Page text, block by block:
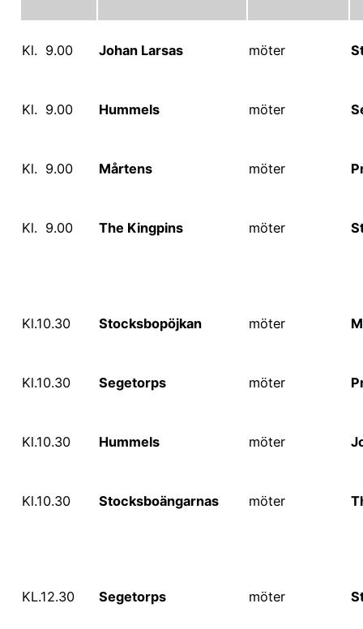
Kl. 9.00 Johan Larsas möter
Kl. 9.00 Hummels möter
Kl. 9.00 Mårtens möter
Kl. 9.00 The Kingpins möter
Kl.10.30 Stocksbopöjkan möter
Kl.10.30 Segetorps möter
Kl.10.30 Hummels möter
Kl.10.30 Stocksboängarnas möter
KL.12.30 Segetorps möter